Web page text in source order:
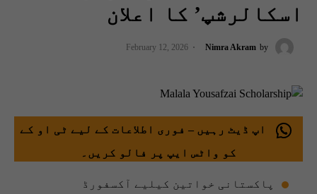
اسکالرشپ’ کا اعلان
by
Nimra Akram
February 12, 2026
اپ ڈیٹ رہیں – فوری اطلاعات کے لیے ٹی او کے
کو واٹس ایپ پر فالو کریں۔
پاکستانی خواتین کیلیے آکسفورڈ